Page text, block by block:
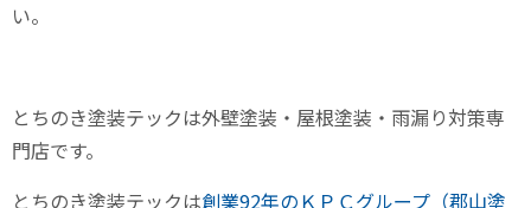
い。
とちのき塗装テックは外壁塗装・屋根塗装・雨漏り対策専
門店です。
とちのき塗装テックは創業92年のＫＰＣグループ（郡山塗